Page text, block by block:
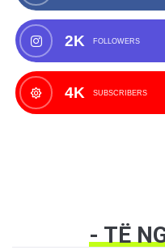
2K FOLLOWERS
4K SUBSCRIBERS
- TË